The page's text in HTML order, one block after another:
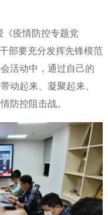
疫情防控专题党
部要充分发挥先锋模范
活动中，通过自己的
动起来、凝聚起来、
防控阻击战。